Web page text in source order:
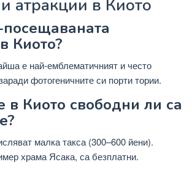
атракции в Киото
Киото?
е най-емблематичният и често
фотогеничните си порти тории.
в Киото свободни ли са
малка такса (300–600 йени).
храма Ясака, са безплатни.